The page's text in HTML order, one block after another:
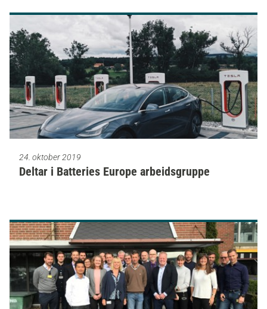
24. oktober 2019
Deltar i Batteries Europe arbeidsgruppe